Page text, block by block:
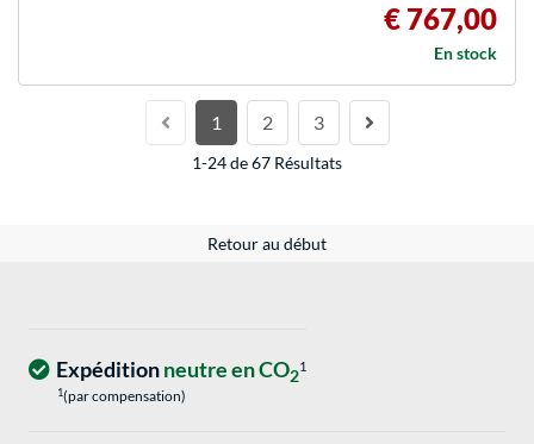
€ 767,00
En stock
1 2 3
1-24 de 67 Résultats
Retour au début
Expéditionneutre en CO21
1(par compensation)